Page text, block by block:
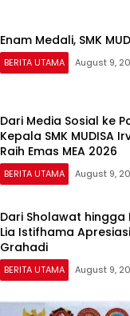
Enam Medali, SMK
BERITA UTAMA August 9,
Dari Media Sosial ke
Kepala SMK MUDISA
Raih Emas MEA 2026
BERITA UTAMA August 9,
Dari Sholawat hingga
Lia Istifhama
Grahadi
BERITA UTAMA August 9,